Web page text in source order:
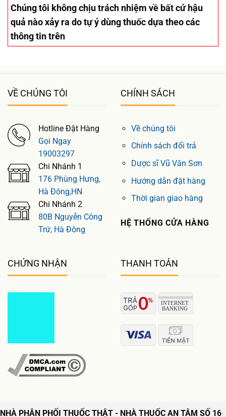
Chúng tôi không chịu trách nhiệm về bất cứ hậu
quả nào xảy ra do tự ý dùng thuốc dựa theo các
thông tin trên
VỀ CHÚNG TÔI
Hotline Đặt Hàng
Gọi Ngay
19003297
Chi Nhánh 1
176 Phùng Hưng,
Hà Đông,HN
Chi Nhánh 2
80B Nguyễn Công
Trứ, Hà Đông
CHÍNH SÁCH
Về chúng tôi
Chính sách đổi trả
Dược sĩ Vũ Văn Sơn
Hướng dẫn đặt hàng
Thời gian giao hàng
HỆ THỐNG CỬA HÀNG
CHỨNG NHẬN THANH TOÁN
NHÀ PHÂN PHỐI THUỐC THẬT - NHÀ THUỐC AN TÂM SỐ 16